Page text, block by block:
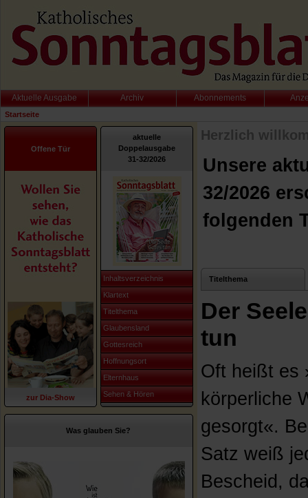
Aktuelle Ausgabe Archiv Abonnements
Startseite
Offene Tür
zur Dia-Show
aktuelle
Doppelausgabe
31-32/2026
Inhaltsverzeichnis
Klartext
Titelthema
Glaubensland
Gottesreich
Hoffnungsort
Elternhaus
Sehen & Hören
Was glauben Sie?
Herzlich
Unsere
32/2026
folgenden
Titelthema
Der
tun
Oft heißt es
körperliche
gesorgt«.
Satz weiß
Bescheid,